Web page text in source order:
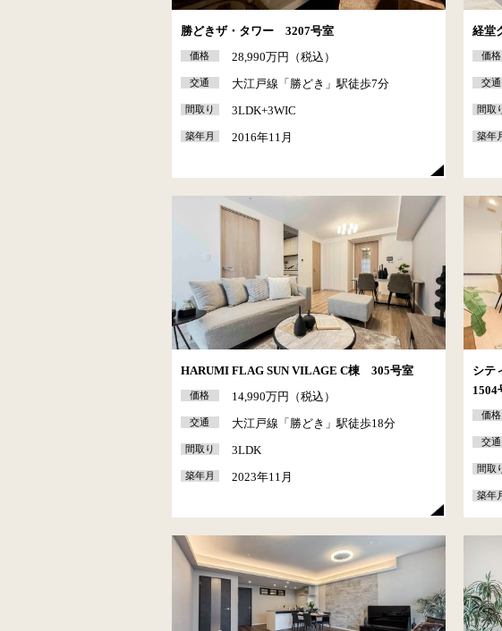
勝どきザ・タワー 3207号室
価格 28,990万円（税込）
交通 大江戸線「勝どき」駅徒歩7分
間取り 3LDK+3WIC
築年月 2016年11月
経堂
価格
交通
間取
築年
HARUMI FLAG SUN VILAGE C棟 305号室
価格 14,990万円（税込）
交通 大江戸線「勝どき」駅徒歩18分
間取り 3LDK
築年月 2023年11月
シテ
1504
価格
交通
間取
築年